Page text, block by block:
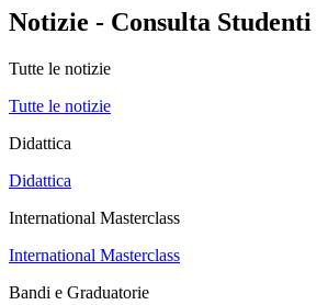
Notizie - Consulta Studenti
Tutte le notizie
Tutte le notizie
Didattica
Didattica
International Masterclass
International Masterclass
Bandi e Graduatorie